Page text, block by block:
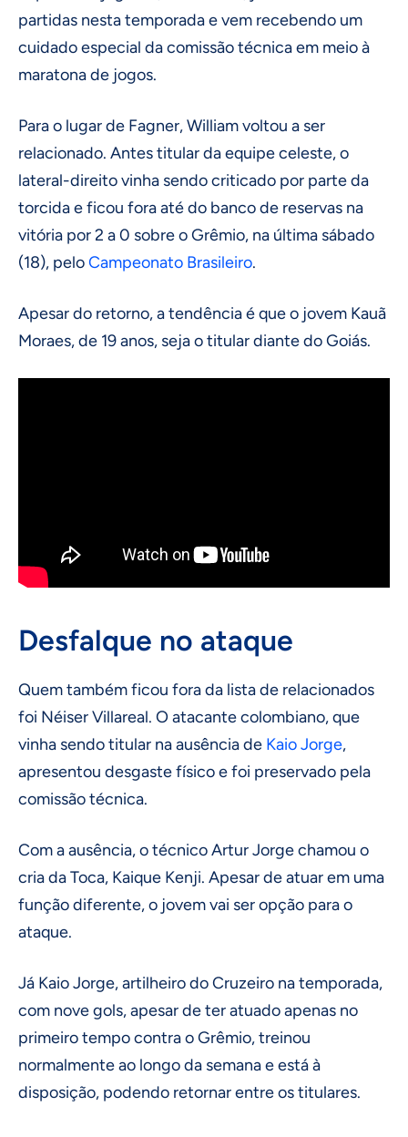
partidas nesta temporada e vem recebendo um
cuidado especial da comissão técnica em meio à
maratona de jogos.
Para o lugar de Fagner, William voltou a ser
relacionado. Antes titular da equipe celeste, o
lateral-direito vinha sendo criticado por parte da
torcida e ficou fora até do banco de reservas na
vitória por 2 a 0 sobre o Grêmio, na última sábado
(18), peloCampeonato Brasileiro.
Apesar do retorno, a tendência é que o jovem Kauã
Moraes, de 19 anos, seja o titular diante do Goiás.
Desfalque no ataque
Quem também ficou fora da lista de relacionados
foi Néiser Villareal. O atacante colombiano, que
vinha sendo titular na ausência de Kaio Jorge,
apresentou desgaste físico e foi preservado pela
comissão técnica.
Com a ausência, o técnico Artur Jorge chamou o
cria da Toca, Kaique Kenji. Apesar de atuar em uma
função diferente, o jovem vai ser opção para o
ataque.
Já Kaio Jorge, artilheiro do Cruzeiro na temporada,
com nove gols, apesar de ter atuado apenas no
primeiro tempo contra o Grêmio, treinou
normalmente ao longo da semana e está à
disposição, podendo retornar entre os titulares.